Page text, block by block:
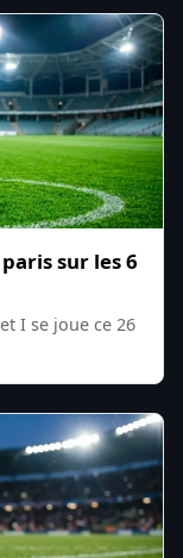
sur les 6
I se joue ce 26